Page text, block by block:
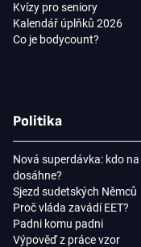
Kvízy pro seniory
Kalendář úplňků 2026
Co je bodycount?
Politika
Nová superdávka: kdo
dosáhne?
Sjezd sudetských Němců
Proč vláda zavádí EET?
Padni komu padni
Výpověď z práce vzor